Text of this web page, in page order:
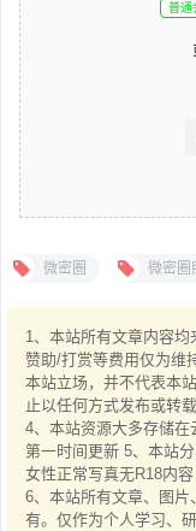
普通
微密圈 微密圈
1、本站所有文章内容
赞助/打赏等费用仅为维
本站立场，并不代表本
止以任何方式发布或转
4、本站资源大多存储
第一时间更新 5、本站
女性正常写真无R18内
6、本站所有文章、图
有。仅作为个人学习、